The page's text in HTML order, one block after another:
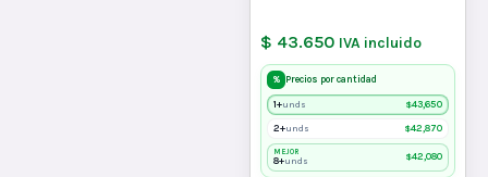
$ 43.650 IVA incluido
% Precios por cantidad
1+unds $43,650
2+unds $42,870
MEJOR
8+unds $42,080